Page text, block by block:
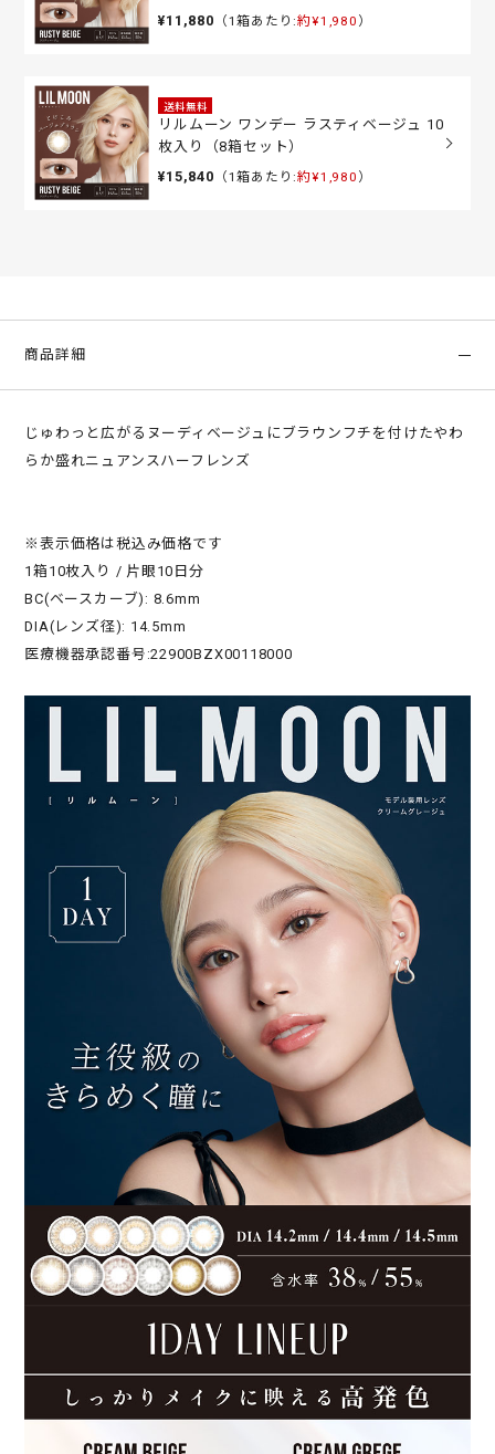
¥11,880 （1箱あたり:約¥1,980 ）
送料無料
リルムーン ワンデー ラスティベージュ 10
枚入り（8箱セット）
¥15,840 （1箱あたり:約¥1,980 ）
商品詳細
じゅわっと広がるヌーディベージュにブラウンフチを付けたやわ
らか盛れニュアンスハーフレンズ
※表示価格は税込み価格です
1箱10枚入り / 片眼10日分
BC(ベースカーブ): 8.6mm
DIA(レンズ径): 14.5mm
医療機器承認番号:22900BZX00118000